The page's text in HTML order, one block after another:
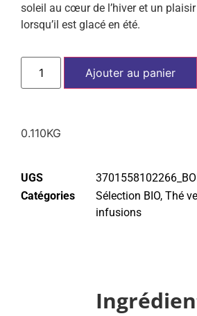
soleil au cœur de l’hiver et un
lorsqu’il est glacé en été.
Ajouter au panier
0.110KG
UGS
Catégories
Sélection BIO, Thé
infusions